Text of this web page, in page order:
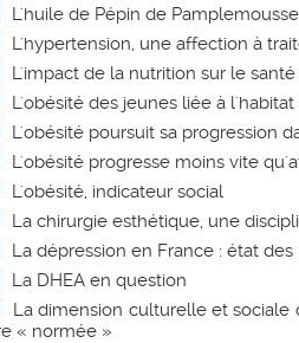
L'huile de Pépin de Pamplemousse
L'hypertension, une affection à
L'impact de la nutrition sur le santé
L'obésité des jeunes liée à l'habitat
L'obésité poursuit sa progression
L'obésité progresse moins vite
L'obésité, indicateur social
La chirurgie esthétique, une
La dépression en France : état des
La DHEA en question
La dimension culturelle et
« normée »